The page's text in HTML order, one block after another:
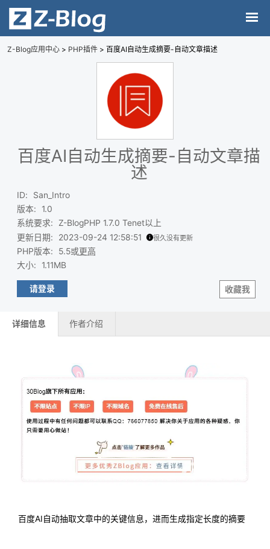
Z-Blog应用中心 > PHP插件 > 百度AI自动生成摘要-自动文章描述
百度AI自动生成摘要-自动文章描
述
ID:
San_Intro
版本:
1.0
系统要求:
Z-BlogPHP 1.7.0 Tenet以上
更新日期: 2023-09-24 12:58:51 很久没有更新
PHP版本: 5.5或更高
大小: 1.11MB
收藏我
请登录
详细信息 作者介绍
百度AI自动抽取文章中的关键信息，进而生成指定长度的摘要